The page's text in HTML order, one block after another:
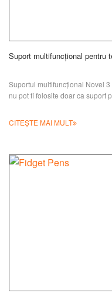
Suport multifuncțional pentru
Suportul multifuncțional Novel
nu pot fi folosite doar ca suport
CITEȘTE MAI MULT